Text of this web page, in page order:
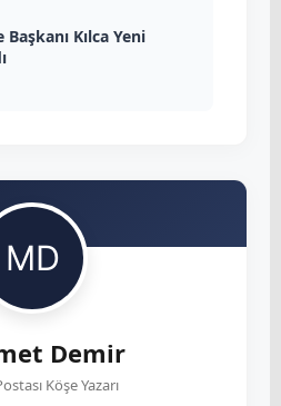
Kılca Yeni
Demir
Köşe Yazarı